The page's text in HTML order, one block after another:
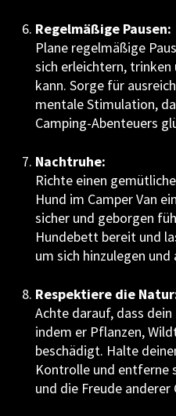
Regelmäßige Pausen:
Plane regelmäßige
sich erleichtern,
kann. Sorge für
mentale Stimulation,
Camping-Abenteuers
Nachtruhe:
Richte einen
Hund im Camper Van
sicher und geborgen
Hundebett bereit und
um sich hinzulegen und
Respektiere die
Achte darauf, dass
indem er Pflanzen,
beschädigt. Halte
Kontrolle und entferne
und die Freude anderer